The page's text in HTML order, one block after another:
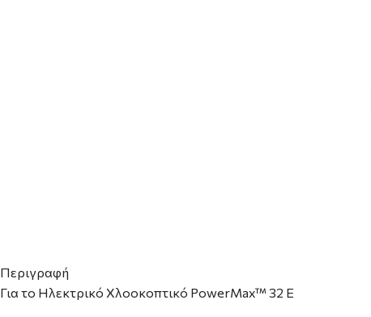
Περιγραφή
Για το Ηλεκτρικό Χλοοκοπτικό PowerMax™ 32 E